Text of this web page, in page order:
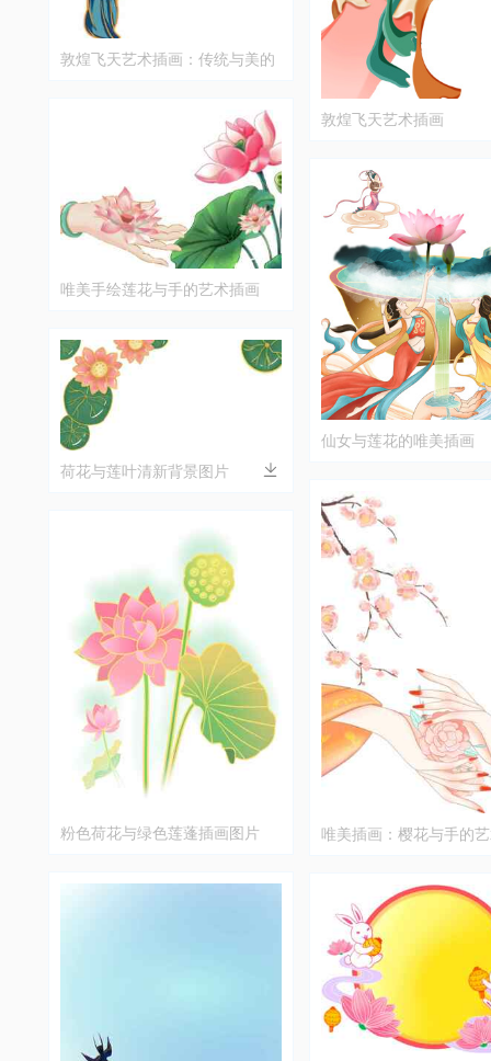
敦煌飞天艺术插画：传统与美的
唯美手绘莲花与手的艺术插画
荷花与莲叶清新背景图片
粉色荷花与绿色莲蓬插画图片
敦煌飞天艺术插画
仙女与莲花的唯美插画
唯美插画：樱花与手的